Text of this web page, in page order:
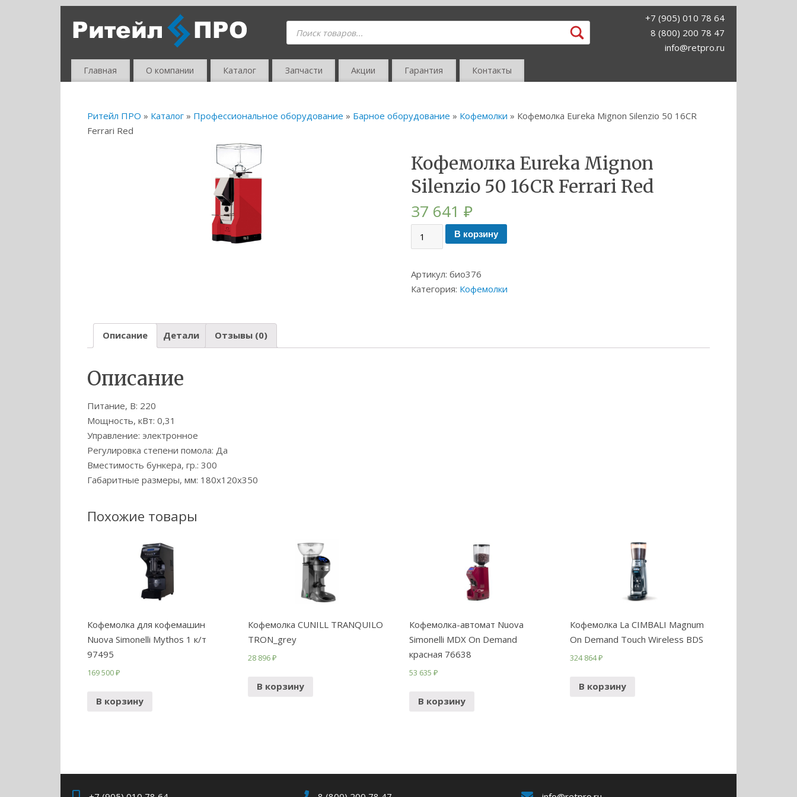
+7 (905) 010 78 64
8 (800) 200 78 47
info@retpro.ru
Главная О компании Каталог Запчасти Акции Гарантия Контакты
Ритейл ПРО » Каталог » Профессиональное оборудование » Барное оборудование » Кофемолки » Кофемолка Eureka Mignon Silenzio 50 16CR
Ferrari Red
Кофемолка Eureka Mignon
Silenzio 50 16CR Ferrari Red
37 641 ₽
В корзину
Артикул: био376
Категория: Кофемолки
Описание Детали Отзывы (0)
Описание
Питание, В: 220
Мощность, кВт: 0,31
Управление: электронное
Регулировка степени помола: Да
Вместимость бункера, гр.: 300
Габаритные размеры, мм: 180x120x350
Похожие товары
Кофемолка для кофемашин
Nuova Simonelli Mythos 1 к/т
97495
169 500₽
В корзину
Кофемолка CUNILL TRANQUILO
TRON_grey
28 896₽
В корзину
Кофемолка-автомат Nuova
Simonelli MDX On Demand
красная 76638
53 635 ₽
В корзину
Кофемолка La CIMBALI Magnum
On Demand Touch Wireless BDS
324 864₽
В корзину